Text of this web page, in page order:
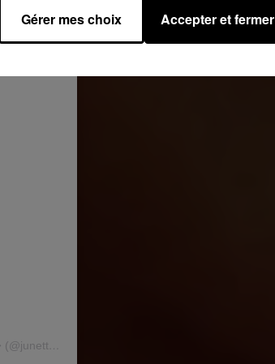
30 Mai 2020 à 9 :53 PDT
Gérer mes choix Accepter et fermer